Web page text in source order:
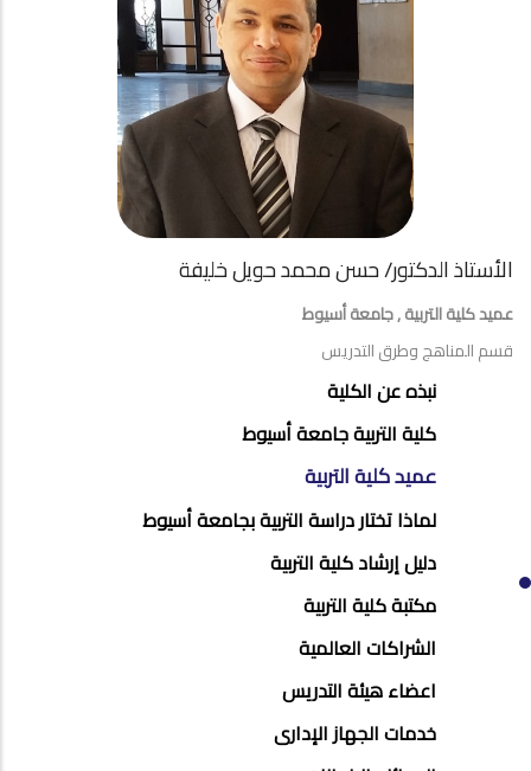
الأستاذ الدكتور/ حسن محمد حويل خليفة
عميد كلية التربية , جامعة أسيوط
قسم المناهج وطرق التدريس
FACULTY
EDUCATION
نبذه عن الكلية
كلية التربية جامعة أسيوط
عميد كلية التربية
لماذا تختار دراسة التربية بجامعة أسيوط
دليل إرشاد كلية التربية
مكتبة كلية التربية
الشراكات العالمية
اعضاء هيئة التدريس
خدمات الجهاز الإدارى